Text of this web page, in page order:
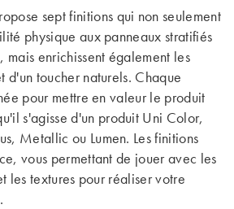
sept finitions qui non seulement
physique aux panneaux stratifiés
mais enrichissent également les
d'un toucher naturels. Chaque
pour mettre en valeur le produit
s'agisse d'un produit Uni Color,
Metallic ou Lumen. Les finitions
vous permettant de jouer avec les
les textures pour réaliser votre